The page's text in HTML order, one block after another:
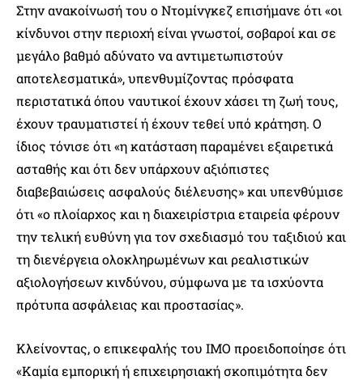
Στην ανακοίνωσή του ο Ντομίνγκεζ επισήμανε ότι «οι
κίνδυνοι στην περιοχή είναι γνωστοί, σοβαροί και σε
μεγάλο βαθμό αδύνατο να αντιμετωπιστούν
αποτελεσματικά», υπενθυμίζοντας πρόσφατα
περιστατικά όπου ναυτικοί έχουν χάσει τη ζωή τους,
έχουν τραυματιστεί ή έχουν τεθεί υπό κράτηση. Ο
ίδιος τόνισε ότι «η κατάσταση παραμένει εξαιρετικά
ασταθής και ότι δεν υπάρχουν αξιόπιστες
διαβεβαιώσεις ασφαλούς διέλευσης» και υπενθύμισε
ότι «ο πλοίαρχος και η διαχειρίστρια εταιρεία φέρουν
την τελική ευθύνη για τον σχεδιασμό του ταξιδιού και
τη διενέργεια ολοκληρωμένων και ρεαλιστικών
αξιολογήσεων κινδύνου, σύμφωνα με τα ισχύοντα
πρότυπα ασφάλειας και προστασίας».
Κλείνοντας, ο επικεφαλής του IMO προειδοποίησε ότι
«Καμία εμπορική ή επιχειρησιακή σκοπιμότητα δεν